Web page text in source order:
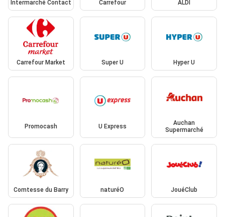
Intermarché Contact Carrefour ALDI
Carrefour Market Super U Hyper U
Promocash U Express
Auchan
Supermarché
Comtesse du Barry naturéO JouéClub